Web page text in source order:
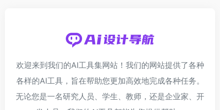
欢迎来到我们的AI工具集网站！我们的网站提供了各种
各样的AI工具，旨在帮助您更加高效地完成各种任务。
无论您是一名研究人员、学生、教师，还是企业家、开